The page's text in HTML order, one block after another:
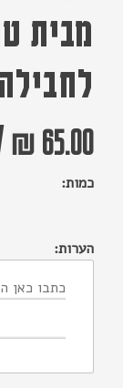
לחבילה
65.00 ₪
כמות:
הערות: